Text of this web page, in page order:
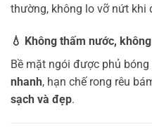
thường, không lo vỡ nứt khi
💧 Không thấm nước,
Bề mặt ngói được phủ
nhanh, hạn chế rong rêu
sạch và đẹp.